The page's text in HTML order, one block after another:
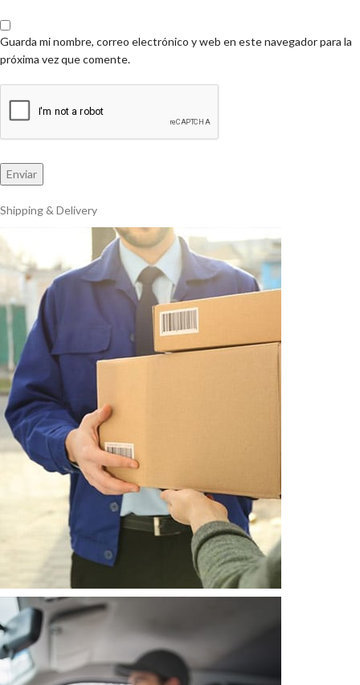
Guarda mi nombre, correo electrónico y web en este navegador para la
próxima vez que comente.
Shipping & Delivery